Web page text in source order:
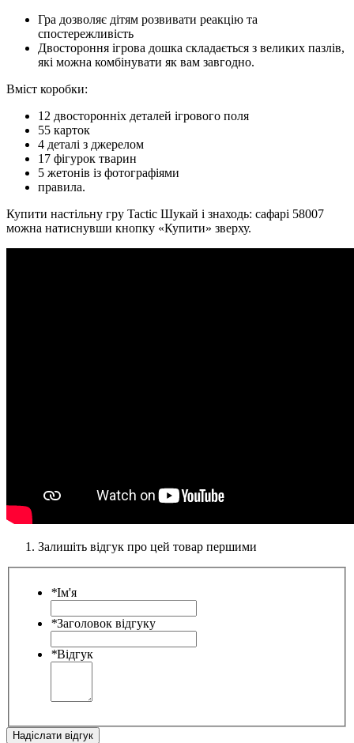
Гра дозволяє дітям розвивати реакцію та
спостережливість
Двостороння ігрова дошка складається з великих пазлів,
які можна комбінувати як вам завгодно.
Вміст коробки:
12 двосторонніх деталей ігрового поля
55 карток
4 деталі з джерелом
17 фігурок тварин
5 жетонів із фотографіями
правила.
Купити настільну гру Tactic Шукай і знаходь: сафарі 58007
можна натиснувши кнопку «Купити» зверху.
Залишіть відгук про цей товар першими
*Ім'я
*Заголовок відгуку
*Відгук
Надіслати відгук